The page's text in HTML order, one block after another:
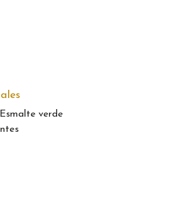
Esmalte verde